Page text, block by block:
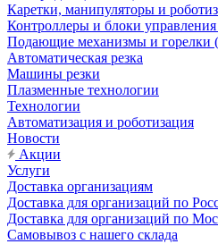
Каретки, манипуляторы и
Контроллеры и блоки
Подающие механизмы и горелки
Автоматическая резка
Машины резки
Плазменные технологии
Технологии
Автоматизация и роботизация
Новости
Акции
Услуги
Доставка организациям
Доставка для организаций по
Доставка для организаций по
Самовывоз с нашего склада